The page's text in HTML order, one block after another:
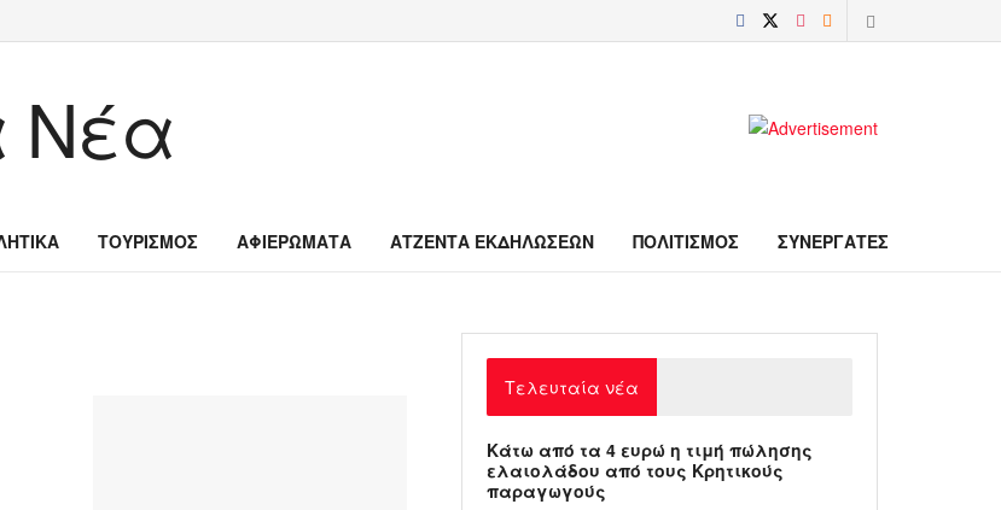
ΤΟΥΡΙΣΜΟΣ ΑΦΙΕΡΩΜΑΤΑ ΑΤΖΕΝΤΑ ΕΚΔΗΛΩΣΕΩΝ ΠΟΛΙΤΙΣΜΟΣ ΣΥΝΕΡΓΑΤΕΣ
Τελευταία νέα
Κάτω από τα 4 ευρώ η τιμή πώλησης
ελαιολάδου από τους Κρητικούς
παραγωγούς